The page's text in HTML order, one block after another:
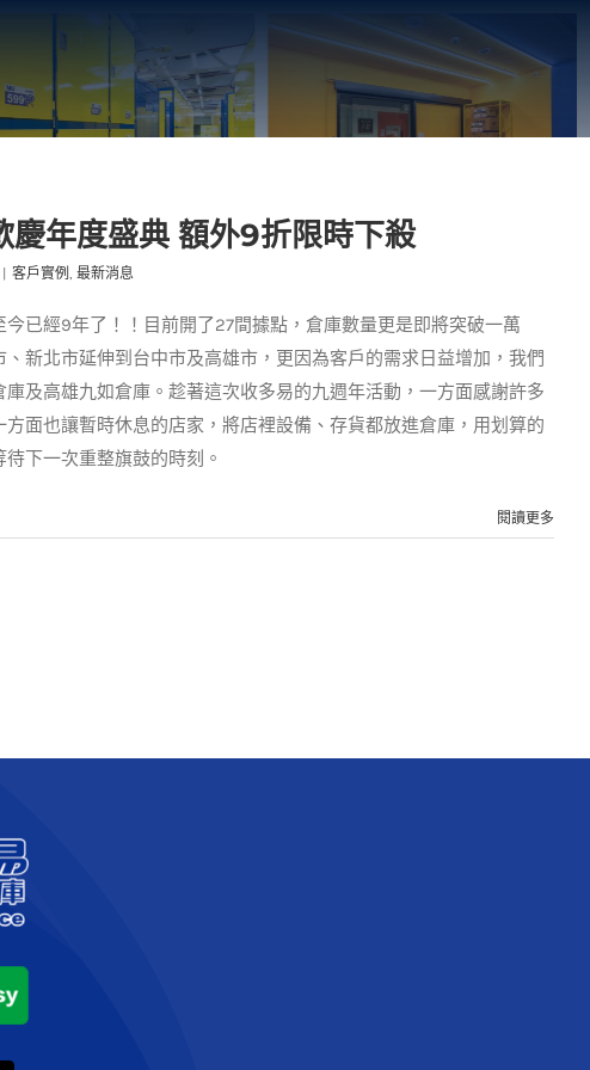
慶年度盛典 額外9折限時下殺
客戶實例 , 最新消息
今已經9年了！！目前開了27間據點，倉庫數量更是即將突破一萬
、新北市延伸到台中市及高雄市，更因為客戶的需求日益增加，我們
及高雄九如倉庫。趁著這次收多易的九週年活動，一方面感謝許多
方面也讓暫時休息的店家，將店裡設備、存貨都放進倉庫，用划算的
下一次重整旗鼓的時刻。
閱讀更多